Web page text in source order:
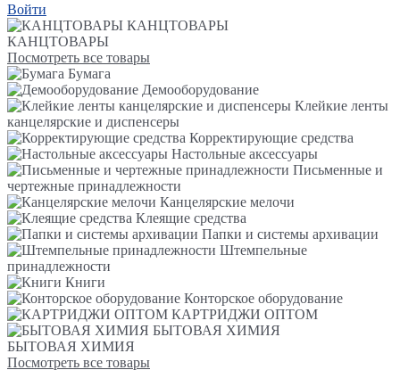
Войти
КАНЦТОВАРЫ
КАНЦТОВАРЫ
Посмотреть все товары
Бумага
Демооборудование
Клейкие ленты
канцелярские и диспенсеры
Корректирующие средства
Настольные аксессуары
Письменные и
чертежные принадлежности
Канцелярские мелочи
Клеящие средства
Папки и системы архивации
Штемпельные
принадлежности
Книги
Конторское оборудование
КАРТРИДЖИ ОПТОМ
БЫТОВАЯ ХИМИЯ
БЫТОВАЯ ХИМИЯ
Посмотреть все товары